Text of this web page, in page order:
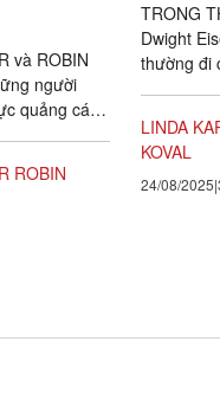
và ROBIN
người
quảng cáo
ROBIN
TRONG
Dwight
thường đi
LINDA
KOVAL
24/08/2025